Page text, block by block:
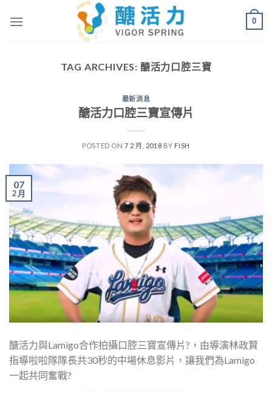
0
TAG ARCHIVES: 醣活力口腔三寶
最新消息
醣活力口腔三寶宣傳片
POSTED ON 7 2 月, 2018 BY FISH
07
2 月
醣活力與Lamigo合作拍攝口腔三寶宣傳片?，由導演林政賢
指導啦啦隊隊長共30秒的中場休息影片，讓我們為Lamigo
一起共同奮戰?